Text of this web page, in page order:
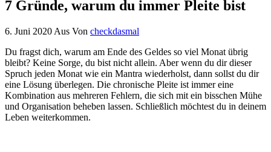
7 Gründe, warum du immer Pleite bist
6. Juni 2020 Aus Von checkdasmal
Du fragst dich, warum am Ende des Geldes so viel Monat übrig
bleibt? Keine Sorge, du bist nicht allein. Aber wenn du dir dieser
Spruch jeden Monat wie ein Mantra wiederholst, dann sollst du dir
eine Lösung überlegen. Die chronische Pleite ist immer eine
Kombination aus mehreren Fehlern, die sich mit ein bisschen Mühe
und Organisation beheben lassen. Schließlich möchtest du in deinem
Leben weiterkommen.